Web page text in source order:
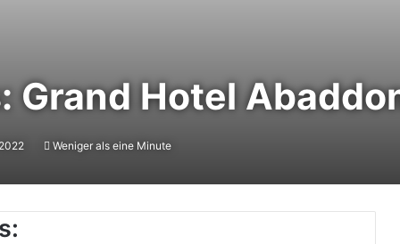
Grand Hotel
Weniger als eine Minute